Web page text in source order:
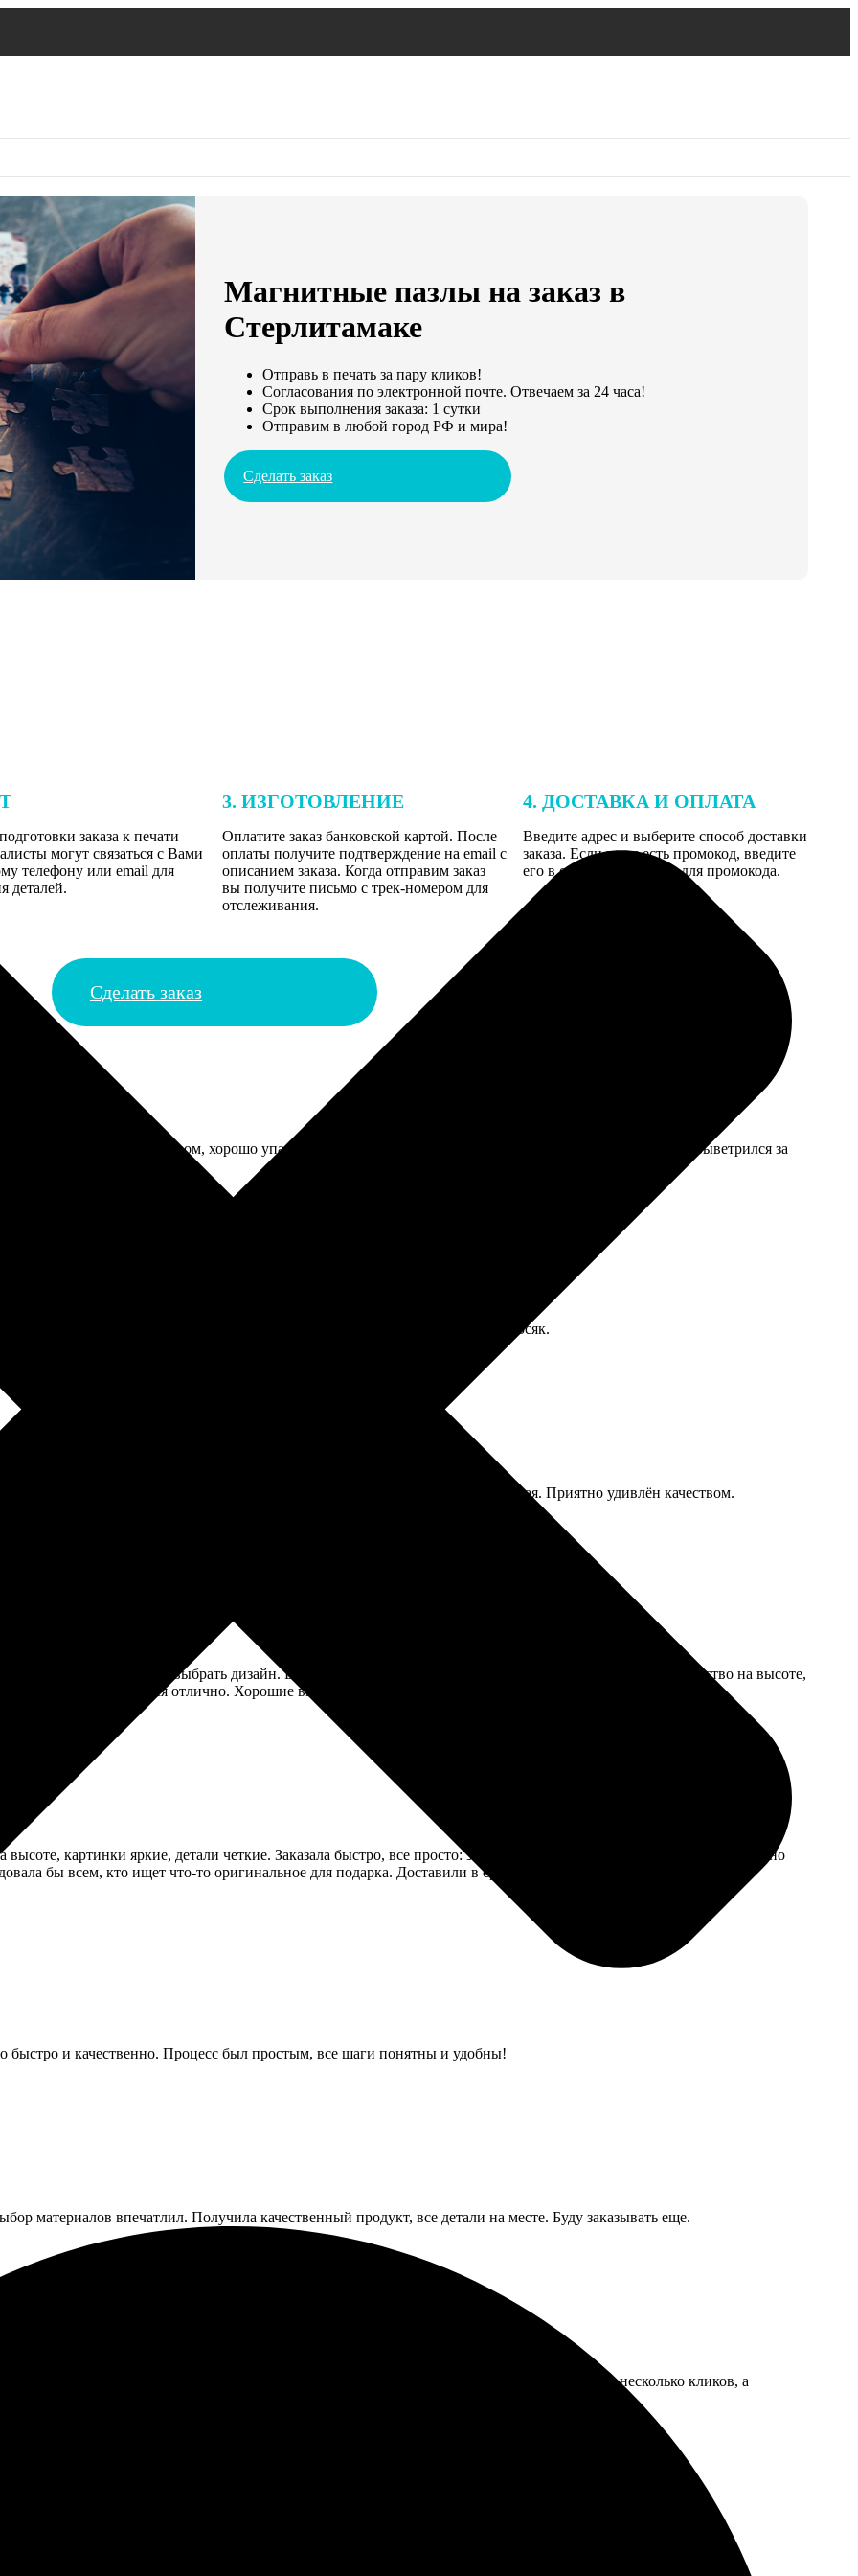
Магнитные пазлы на заказ в
Стерлитамаке
Отправь в печать за пару кликов!
Согласования по электронной почте. Отвечаем за 24 часа!
Срок выполнения заказа: 1 сутки
Отправим в любой город РФ и мира!
Сделать заказ
заказа к печати
могут связаться с Вами
телефону или email для
деталей.
3. ИЗГОТОВЛЕНИЕ
Оплатите заказ банковской картой. После
оплаты получите подтверждение на email с
описанием заказа. Когда отправим заказ
вы получите письмо с трек-номером для
отслеживания.
4. ДОСТАВКА И ОПЛАТА
Введите адрес и выберите способ доставки
заказа. Если у вас есть промокод, введите
его в специальное поле для промокода.
Сделать заказ
донесу. Доставили курьером, хорошо упаковано в угловые защитки. Качество впечатляет, запах краски выветрился за
мойки в посудомойке. Хотя предупреждали, что лучше мыть вручную. Мой косяк.
Картинки получились яркими и четкими. Доставка быстрая, упаковка надежная. Приятно удивлён качеством.
сайта, легко выбрать дизайн. Быстро ответили на все вопросы. Заказ обработали в срок. Качество на высоте,
ровные, собираются отлично. Хорошие впечатления от работы. Рекомендую!
картинки яркие, детали четкие. Заказала быстро, все просто: заливала фото на сайте и ждала. Очень радостно
бы всем, кто ищет что-то оригинальное для подарка. Доставили в срок, все аккуратно упаковано. Курьер
быстро и качественно. Процесс был простым, все шаги понятны и удобны!
материалов впечатлил. Получила качественный продукт, все детали на месте. Буду заказывать еще.
пазлы, и результат превзошёл все ожидания! Оформление заказа очень простое, буквально несколько кликов, а
упаковано. Суперский способ сохранить яркие моменты! Обязательно закажу снова!
пазлы, всё прошло гладко. Получила отличный результат, детки в восторге!